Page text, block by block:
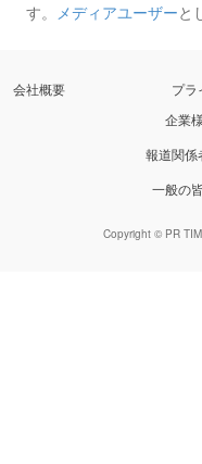
す。 メディアユーザーと
会社概要 プラ
企業
報道関係
一般の
Copyright © PR